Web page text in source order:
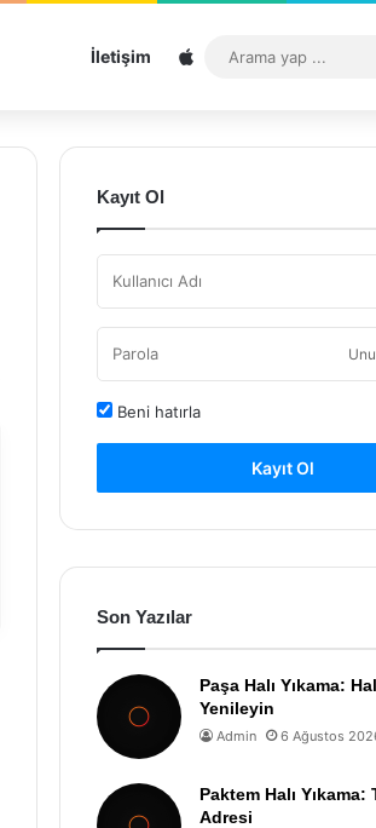
İletişim Sitemap
Kayıt Ol
Beni hatırla
Kayıt Ol
Son Yazılar
Paşa Halı Yıkama:
Yenileyin
Admin 6 Ağustos
Paktem Halı
Adresi